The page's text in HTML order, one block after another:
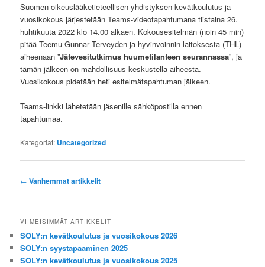
Suomen oikeuslääketieteellisen yhdistyksen kevätkoulutus ja
vuosikokous järjestetään Teams-videotapahtumana tiistaina 26.
huhtikuuta 2022 klo 14.00 alkaen. Kokousesitelmän (noin 45 min)
pitää Teemu Gunnar Terveyden ja hyvinvoinnin laitoksesta (THL)
aiheenaan ”Jätevesitutkimus huumetilanteen seurannassa”, ja
tämän jälkeen on mahdollisuus keskustella aiheesta.
Vuosikokous pidetään heti esitelmätapahtuman jälkeen.
Teams-linkki lähetetään jäsenille sähköpostilla ennen
tapahtumaa.
Kategoriat: Uncategorized
Artikkelien
← Vanhemmat artikkelit
VIIMEISIMMÄT ARTIKKELIT
SOLY:n kevätkoulutus ja vuosikokous 2026
SOLY:n syystapaaminen 2025
SOLY:n kevätkoulutus ja vuosikokous 2025